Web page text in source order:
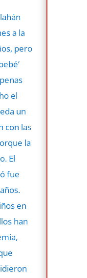
a la
pero
el
un
con las
la
El
fue
en
han